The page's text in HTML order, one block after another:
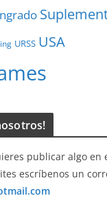
URSS USA
publicar algo en
escríbenos un